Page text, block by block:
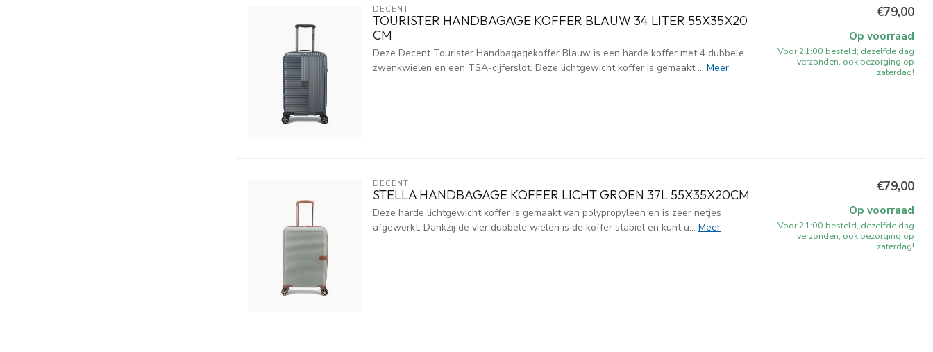
DECENT
TOURISTER HANDBAGAGE KOFFER BLAUW 34 LITER 55X35X20
CM
Deze Decent Tourister Handbagagekoffer Blauw is een harde koffer met 4 dubbele
zwenkwielen en een TSA-cijferslot. Deze lichtgewicht koffer is gemaakt ... Meer
€79,00
Op voorraad
Voor 21:00 besteld, dezelfde dag
verzonden, ook bezorging op
zaterdag!
DECENT
STELLA HANDBAGAGE KOFFER LICHT GROEN 37L 55X35X20CM
Deze harde lichtgewicht koffer is gemaakt van polypropyleen en is zeer netjes
afgewerkt. Dankzij de vier dubbele wielen is de koffer stabiel en kunt u... Meer
€79,00
Op voorraad
Voor 21:00 besteld, dezelfde dag
verzonden, ook bezorging op
zaterdag!